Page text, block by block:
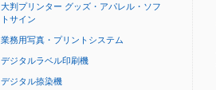
大判プリンター グッズ・アパレル・ソフ
トサイン
業務用写真・プリントシステム
デジタルラベル印刷機
デジタル捺染機